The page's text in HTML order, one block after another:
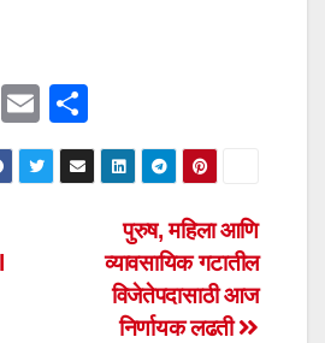
T
E
m
ail
h
ar
पुरुष, महिला आणि
व्यावसायिक गटातील
विजेतेपदासाठी आज
निर्णायक लढती